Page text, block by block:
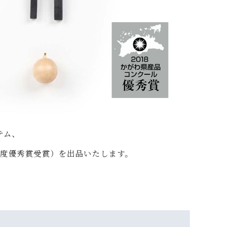
、
優秀賞受賞） を出品いたします。